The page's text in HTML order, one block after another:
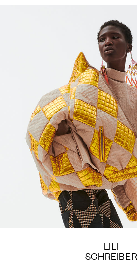
LILI
SCHREIBER